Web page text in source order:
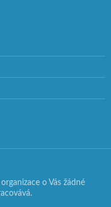
o Vás žádné